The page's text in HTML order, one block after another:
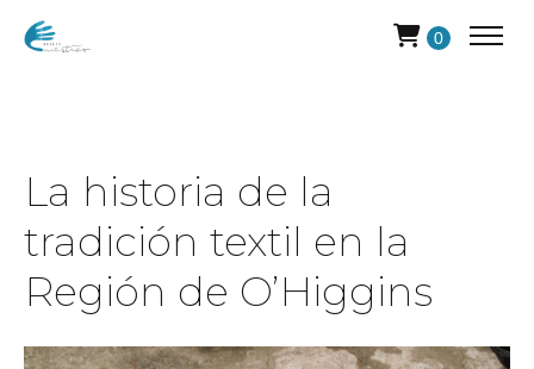
0
La historia de la
tradición textil en la
Región de O’Higgins